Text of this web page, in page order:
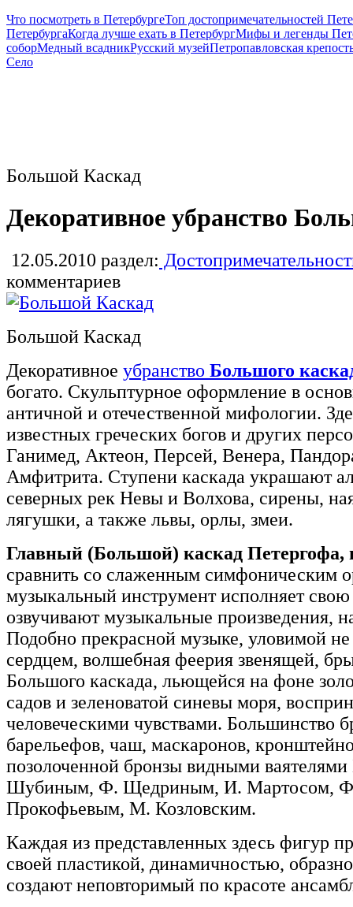
Что посмотреть в ПетербургеТоп достопримечательностей
ПетербургаКогда лучше ехать в ПетербургМифы и легенды
соборМедный всадникРусский музейПетропавловская
Село
Большой Каскад
Декоративное убранство
12.05.2010 раздел:
комментариев
Большой Каскад
Декоративное убранство Большого
богато. Скульптурное оформление в
античной и отечественной мифологии.
известных греческих богов и других
Ганимед, Актеон, Персей, Венера,
Амфитрита. Ступени каскада украшают
северных рек Невы и Волхова, сирены,
лягушки, а также львы, орлы, змеи.
Главный (Большой) каскад Петергофа,
сравнить со слаженным симфоническим
музыкальный инструмент исполняет
озвучивают музыкальные произведения,
Подобно прекрасной музыке, уловимой
сердцем, волшебная феерия звенящей,
Большого каскада, льющейся на фоне
садов и зеленоватой синевы моря,
человеческими чувствами. Большинство
барельефов, чаш, маскаронов,
позолоченной бронзы видными
Шубиным, Ф. Щедриным, И. Мартосом,
Прокофьевым, М. Козловским.
Каждая из представленных здесь фигур
своей пластикой, динамичностью,
создают неповторимый по красоте